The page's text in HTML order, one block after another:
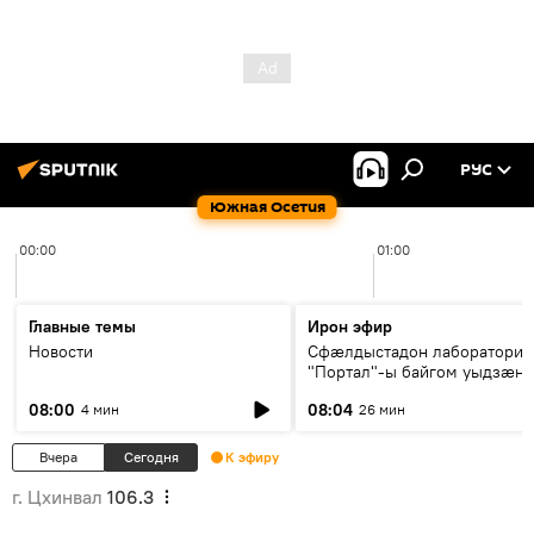
Южная Осетия
РУС
00:00 01:00
Главные темы
Новости
08:00 4 мин
Ирон эфир
Сфæлдыстадон лаборатори
"Портал"-ы байгом уыдзæн
Æхсары куыстыты равдыст
08:04 26 мин
Вчера Сегодня К эфиру
г. Цхинвал 106.3